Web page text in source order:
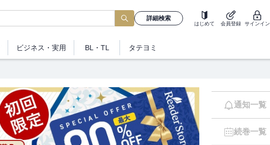
詳細検索
はじめて 会員登録 サインイン
ビジネス ・実用 BL・TL タテヨミ
通知一覧
続巻一覧